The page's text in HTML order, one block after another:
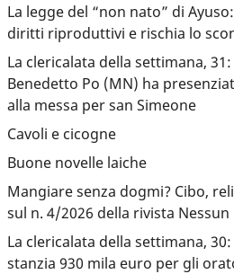
La legge del “non nato” di
diritti riproduttivi e rischia lo
La clericalata della settimana,
Benedetto Po (MN) ha
alla messa per san Simeone
Cavoli e cicogne
Buone novelle laiche
Mangiare senza dogmi? Cibo,
sul n. 4/2026 della rivista Nessun
La clericalata della settimana,
stanzia 930 mila euro per gli